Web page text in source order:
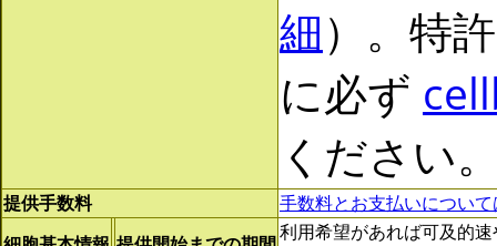
細）。特
に必ず
ください
提供手数料
手数料とお支払いについ
利用希望があれば可及的